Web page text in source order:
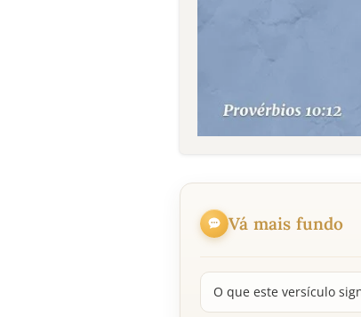
Vá mais fundo
O que este versículo